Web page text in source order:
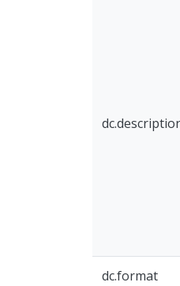
dc.format